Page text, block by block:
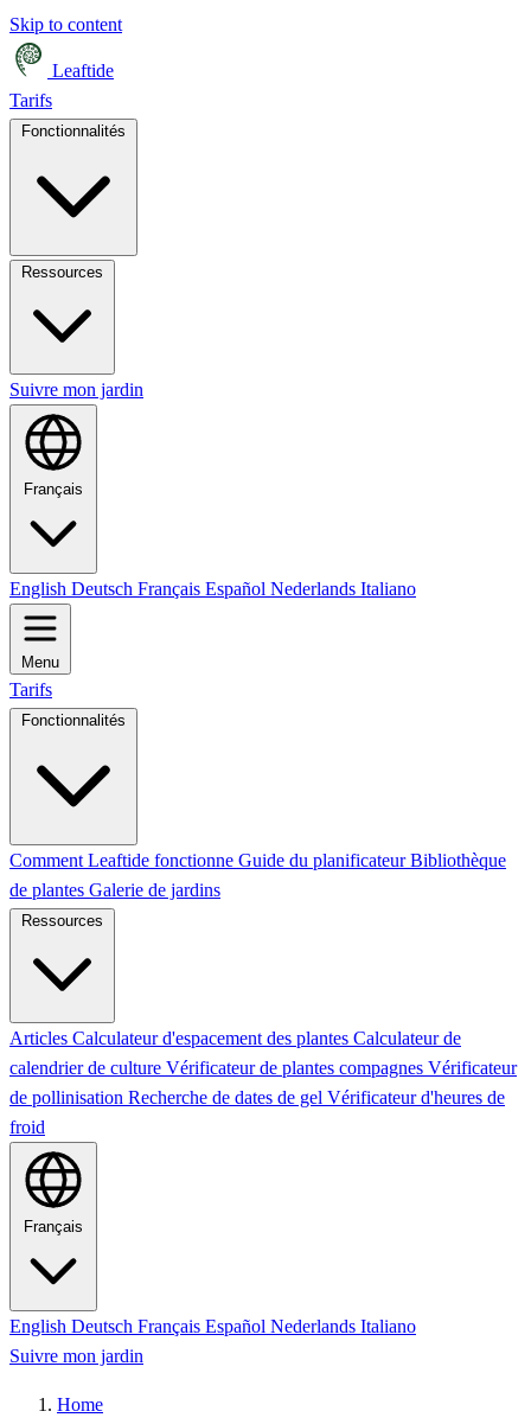
Skip to content
Leaftide
Tarifs
Suivre mon jardin
Français
English Deutsch Français Español Nederlands Italiano
Menu
Tarifs
Fonctionnalités
Comment Leaftide fonctionne Guide du planificateurBibliothèque
de plantes Galerie de jardins
Ressources
Articles Calculateur d'espacement des plantes Calculateur de
calendrier de culture Vérificateur de plantes compagnes Vérificateur
de pollinisation Recherche de dates de gel Vérificateur d'heures de
froid
Français
English Deutsch Français Español Nederlands Italiano
Suivre mon jardin
Home